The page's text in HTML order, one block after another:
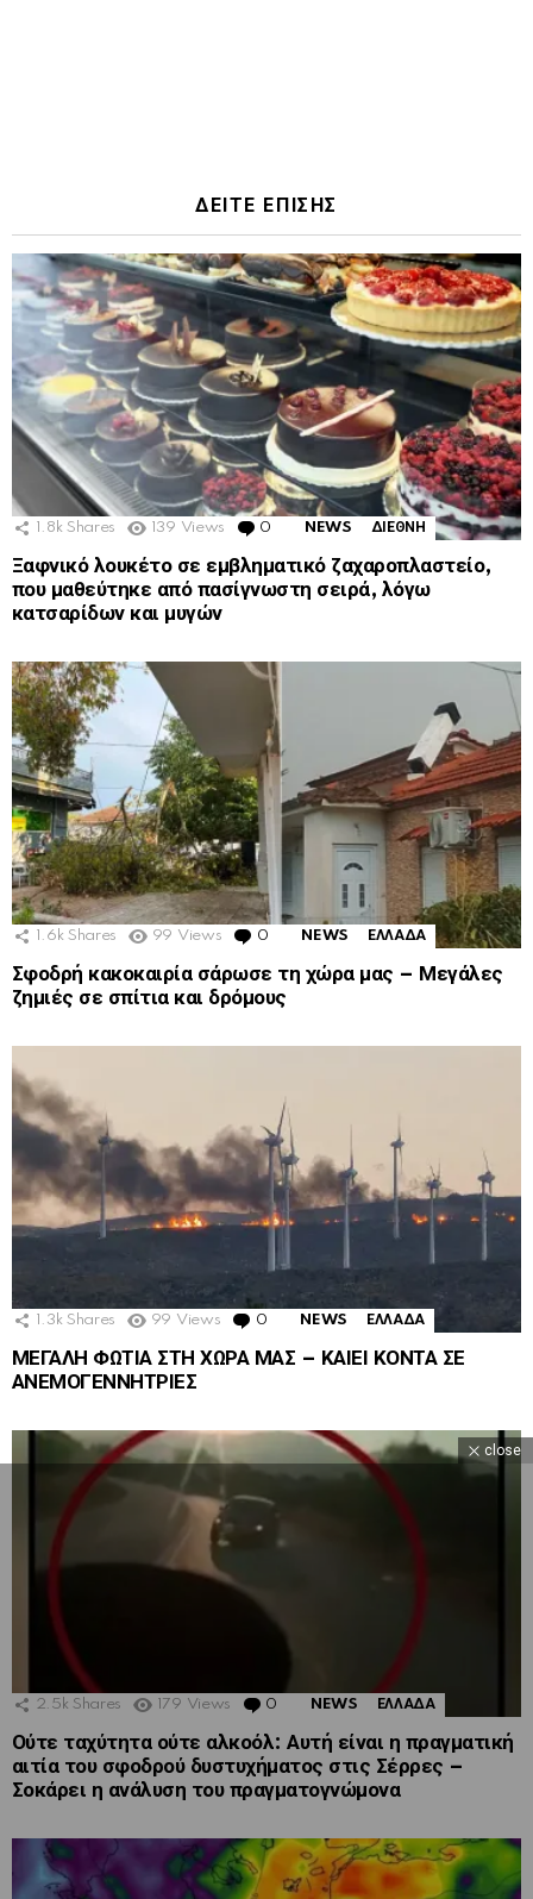
ΔΕΙΤΕ ΕΠΙΣΗΣ
1.8k Shares 139 Views 0 Comments
NEWS ΔΙΕΘΝΗ
Ξαφνικό λουκέτο σε εμβληματικό ζαχαροπλαστείο,
που μαθεύτηκε από πασίγνωστη σειρά, λόγω
κατσαρίδων και μυγών
1.6k Shares 99 Views 0 Comments
NEWS ΕΛΛΑΔΑ
Σφοδρή κακοκαιρία σάρωσε τη χώρα μας – Μεγάλες
ζημιές σε σπίτια και δρόμους
1.3k Shares 99 Views 0 Comments
NEWS ΕΛΛΑΔΑ
ΜΕΓΑΛΗ ΦΩΤΙΑ ΣΤΗ ΧΩΡΑ ΜΑΣ – ΚΑΙΕΙ ΚΟΝΤΑ ΣΕ
ΑΝΕΜΟΓΕΝΝΗΤΡΙΕΣ
2.5k Shares 179 Views 0 Comments
NEWS ΕΛΛΑΔΑ
Ούτε ταχύτητα ούτε αλκοόλ: Αυτή είναι η πραγματική
αιτία του σφοδρού δυστυχήματος στις Σέρρες –
Σοκάρει η ανάλυση του πραγματογνώμονα
close